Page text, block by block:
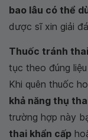
bao lâu có thể
dược sĩ xin giải
Thuốc tránh
tục theo đúng
Khi quên thuốc
khả năng thụ
trường hợp này
thai khẩn cấp